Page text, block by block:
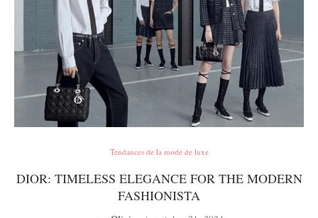
Tendances de la mode de luxe
DIOR: TIMELESS ELEGANCE FOR THE MODERN
FASHIONISTA